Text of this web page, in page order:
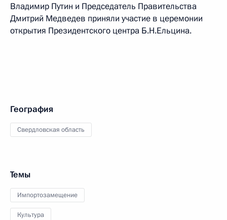
Владимир Путин и Председатель Правительства
Дмитрий Медведев приняли участие в церемонии
открытия Президентского центра Б.Н.Ельцина.
География
Свердловская область
Темы
Импортозамещение
Культура